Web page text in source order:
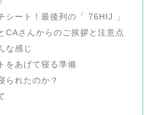
シート！最後列の「 76HIJ 」
CAさんからのご挨拶と注意点
な感じ
をあげて寝る準備
られたのか？